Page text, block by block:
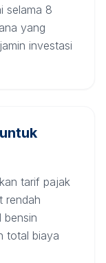
selama 8
yang
investasi
tarif pajak
rendah
bensin
total biaya